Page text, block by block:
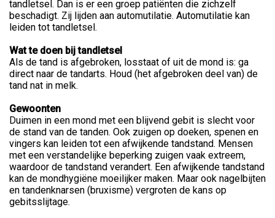
tandletsel. Dan is er een groep patiënten die zichzelf
beschadigt. Zij lijden aan automutilatie. Automutilatie kan
leiden tot tandletsel.
Wat te doen bij tandletsel
Als de tand is afgebroken, losstaat of uit de mond is: ga
direct naar de tandarts. Houd (het afgebroken deel van) de
tand nat in melk.
Gewoonten
Duimen in een mond met een blijvend gebit is slecht voor
de stand van de tanden. Ook zuigen op doeken, spenen en
vingers kan leiden tot een afwijkende tandstand. Mensen
met een verstandelijke beperking zuigen vaak extreem,
waardoor de tandstand verandert. Een afwijkende tandstand
kan de mondhygiëne moeilijker maken. Maar ook nagelbijten
en tandenknarsen (bruxisme) vergroten de kans op
gebitsslijtage.